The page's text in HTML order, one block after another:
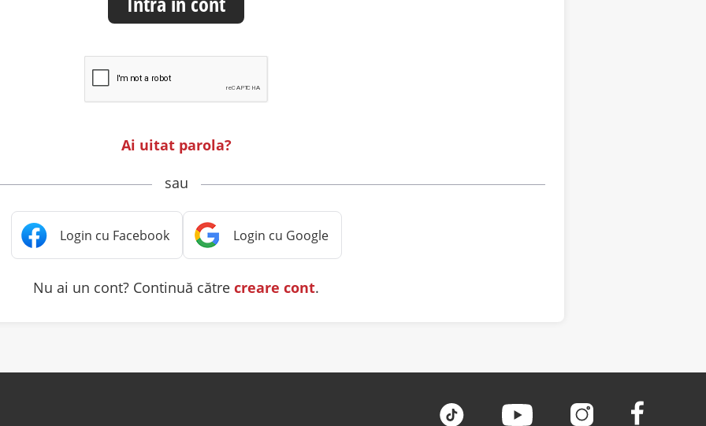
Ai uitat parola?
sau
Nu ai un cont? Continuă cătrecreare cont.